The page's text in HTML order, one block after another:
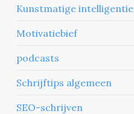
Kunstmatige intelligentie
Motivatiebief
podcasts
Schrijftips algemeen
SEO-schrijven